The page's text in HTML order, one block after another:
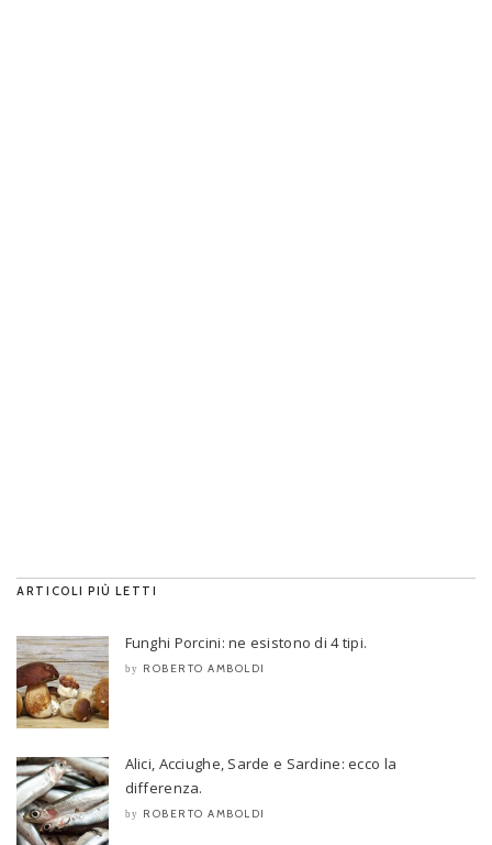
ARTICOLI PIÙ LETTI
Funghi Porcini: ne esistono di 4 tipi.
by ROBERTO AMBOLDI
Alici, Acciughe, Sarde e Sardine: ecco la
differenza.
by ROBERTO AMBOLDI